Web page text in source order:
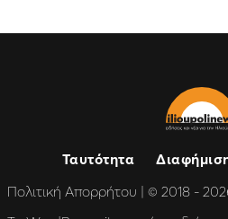
Ταυτότητα
Πολιτική Απορρήτου | © 2018 -